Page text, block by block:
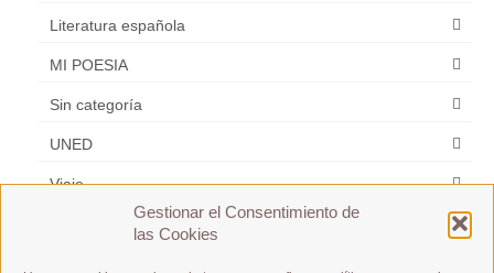
Gestionar el Consentimiento de
las Cookies
Literatura española
MI POESIA
Sin categoría
UNED
Viaje